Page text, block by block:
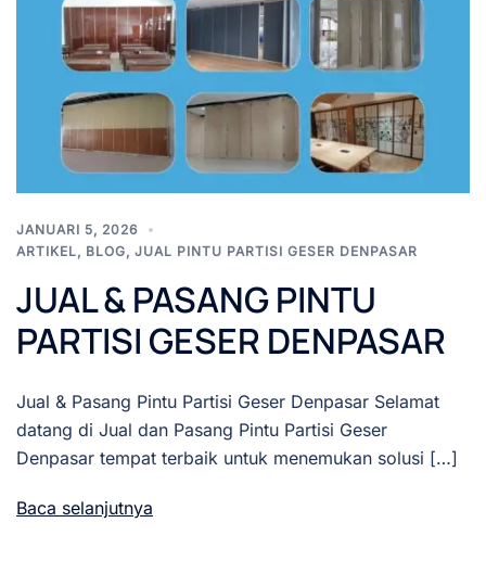
JANUARI 5, 2026
ARTIKEL, BLOG, JUAL PINTU PARTISI GESER DENPASAR
JUAL & PASANG PINTU
PARTISI GESER DENPASAR
Jual & Pasang Pintu Partisi Geser Denpasar Selamat
datang di Jual dan Pasang Pintu Partisi Geser
Denpasar tempat terbaik untuk menemukan solusi […]
Baca selanjutnya